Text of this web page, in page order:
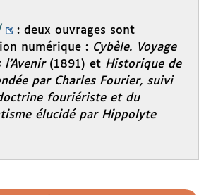
: deux ouvrages sont
numérique : Cybèle. Voyage
(1891) et Historique de
par Charles Fourier, suivi
fouriériste et du
élucidé par Hippolyte